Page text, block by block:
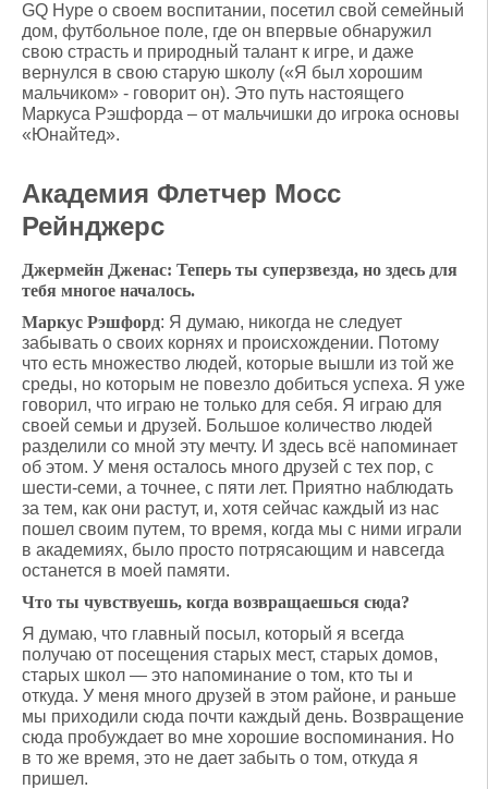
GQ Hype о своем воспитании, посетил свой семейный
дом, футбольное поле, где он впервые обнаружил
свою страсть и природный талант к игре, и даже
вернулся в свою старую школу («Я был хорошим
мальчиком» - говорит он). Это путь настоящего
Маркуса Рэшфорда – от мальчишки до игрока основы
«Юнайтед».
Академия Флетчер Мосс
Рейнджерс
Джермейн Дженас: Теперь ты суперзвезда, но здесь для
тебя многое началось.
Маркус Рэшфорд: Я думаю, никогда не следует
забывать о своих корнях и происхождении. Потому
что есть множество людей, которые вышли из той же
среды, но которым не повезло добиться успеха. Я уже
говорил, что играю не только для себя. Я играю для
своей семьи и друзей. Большое количество людей
разделили со мной эту мечту. И здесь всё напоминает
об этом. У меня осталось много друзей с тех пор, с
шести-семи, а точнее, с пяти лет. Приятно наблюдать
за тем, как они растут, и, хотя сейчас каждый из нас
пошел своим путем, то время, когда мы с ними играли
в академиях, было просто потрясающим и навсегда
останется в моей памяти.
Что ты чувствуешь, когда возвращаешься сюда?
Я думаю, что главный посыл, который я всегда
получаю от посещения старых мест, старых домов,
старых школ — это напоминание о том, кто ты и
откуда. У меня много друзей в этом районе, и раньше
мы приходили сюда почти каждый день. Возвращение
сюда пробуждает во мне хорошие воспоминания. Но
в то же время, это не дает забыть о том, откуда я
пришел.